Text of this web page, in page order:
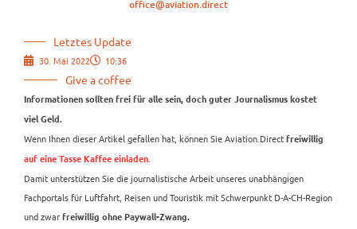
office@aviation.direct
Letztes Update
30. Mai 2022 10:36
Give a coffee
Informationen sollten frei für alle sein, doch guter Journalismus kostet
viel Geld.
Wenn Ihnen dieser Artikel gefallen hat, können Sie Aviation.Direct freiwillig
auf eine Tasse Kaffee einladen.
Damit unterstützen Sie die journalistische Arbeit unseres unabhängigen
Fachportals für Luftfahrt, Reisen und Touristik mit Schwerpunkt D-A-CH-Region
und zwar freiwillig ohne Paywall-Zwang.